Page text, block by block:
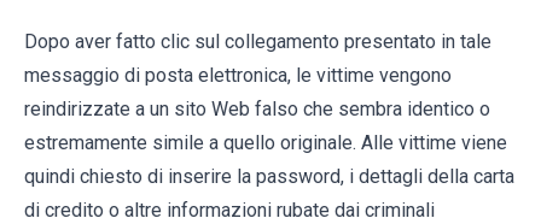
Dopo aver fatto clic sul collegamento presentato in tale
messaggio di posta elettronica, le vittime vengono
reindirizzate a un sito Web falso che sembra identico o
estremamente simile a quello originale. Alle vittime viene
quindi chiesto di inserire la password, i dettagli della carta
di credito o altre informazioni rubate dai criminali